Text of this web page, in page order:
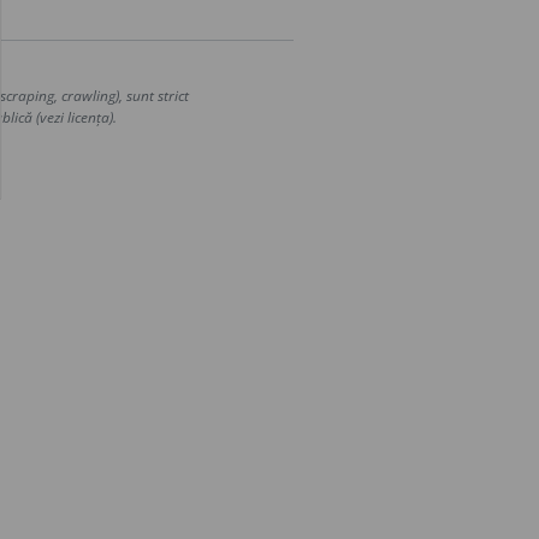
crawling), sunt strict
(vezi licența).